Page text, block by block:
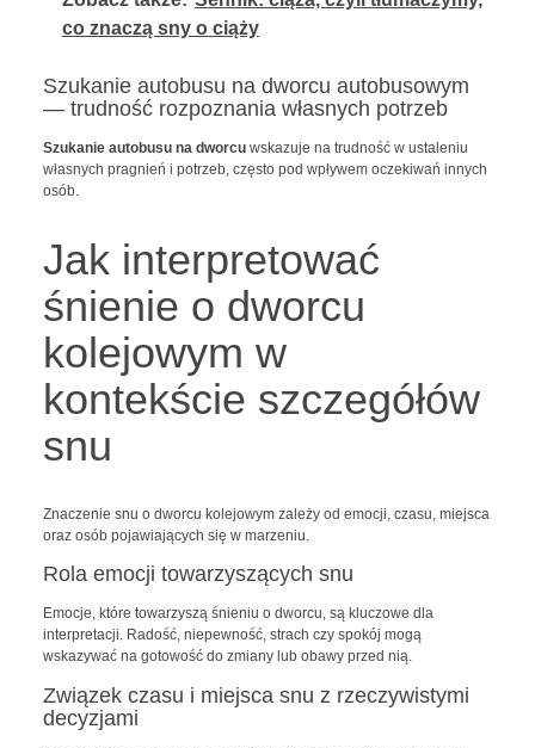
co znaczą sny o ciąży
Szukanie autobusu na dworcu autobusowym
— trudność rozpoznania własnych potrzeb
Szukanie autobusu na dworcuwskazuje na trudność w ustaleniu
własnych pragnień i potrzeb, często pod wpływem oczekiwań innych
osób.
Jak interpretować
śnienie o dworcu
kolejowym w
kontekście szczegółów
snu
Znaczenie snu o dworcu kolejowym zależy od emocji, czasu, miejsca
oraz osób pojawiających się w marzeniu.
Rola emocji towarzyszących snu
Emocje, które towarzyszą śnieniu o dworcu, są kluczowe dla
interpretacji. Radość, niepewność, strach czy spokój mogą
wskazywać na gotowość do zmiany lub obawy przed nią.
Związek czasu i miejsca snu z rzeczywistymi
decyzjami